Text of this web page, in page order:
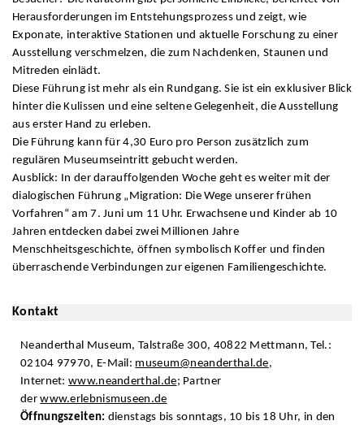
Herausforderungen im Entstehungsprozess und zeigt, wie
Exponate, interaktive Stationen und aktuelle Forschung zu einer
Ausstellung verschmelzen, die zum Nachdenken, Staunen und
Mitreden einlädt.
Diese Führung ist mehr als ein Rundgang. Sie ist ein exklusiver Blick
hinter die Kulissen und eine seltene Gelegenheit, die Ausstellung
aus erster Hand zu erleben.
Die Führung kann für 4,30 Euro pro Person zusätzlich zum
regulären Museumseintritt gebucht werden.
Ausblick: In der darauffolgenden Woche geht es weiter mit der
dialogischen Führung „Migration: Die Wege unserer frühen
Vorfahren“ am 7. Juni um 11 Uhr. Erwachsene und Kinder ab 10
Jahren entdecken dabei zwei Millionen Jahre
Menschheitsgeschichte, öffnen symbolisch Koffer und finden
überraschende Verbindungen zur eigenen Familiengeschichte.
Kontakt
Neanderthal Museum, Talstraße 300, 40822 Mettmann, Tel.:
02104 97970, E-Mail: museum@neanderthal.de,
Internet:www.neanderthal.de; Partner
derwww.erlebnismuseen.de
Öffnungszeiten: dienstags bis sonntags, 10 bis 18 Uhr, in den